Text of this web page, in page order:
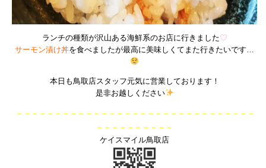
ランチの種類が沢山ある海鮮系のお店に行きました♡
サーモン漬け丼を食べましたが最高に美味しくてまた行きたいです…
本日も鳥取店スタッフ元気に営業しております！
是非お越しください
－－－－－－－－－－－－－－－－－－－－－－－－－－－－－－－
－－－－－－－－－－
ケイスマイル鳥取店